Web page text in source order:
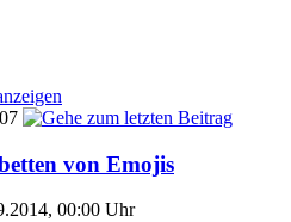
von Emojis
00:00 Uhr